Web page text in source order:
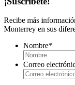
Recibe más
Monterrey en sus
Nombre*
Correo